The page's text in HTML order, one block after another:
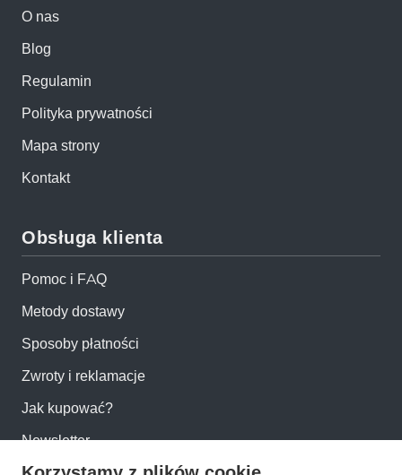
O nas
Blog
Regulamin
Polityka prywatności
Mapa strony
Kontakt
Obsługa klienta
Pomoc i FAQ
Metody dostawy
Sposoby płatności
Zwroty i reklamacje
Jak kupować?
Newsletter